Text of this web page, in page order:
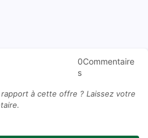
0Commentaire
s
à cette offre ? Laissez votre